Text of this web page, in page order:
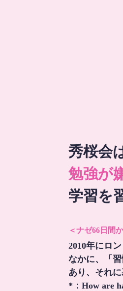
秀桜会
勉強が
学習を
＜ナゼ66日間
2010年にロ
なかに、「
あり、それ
*：How are